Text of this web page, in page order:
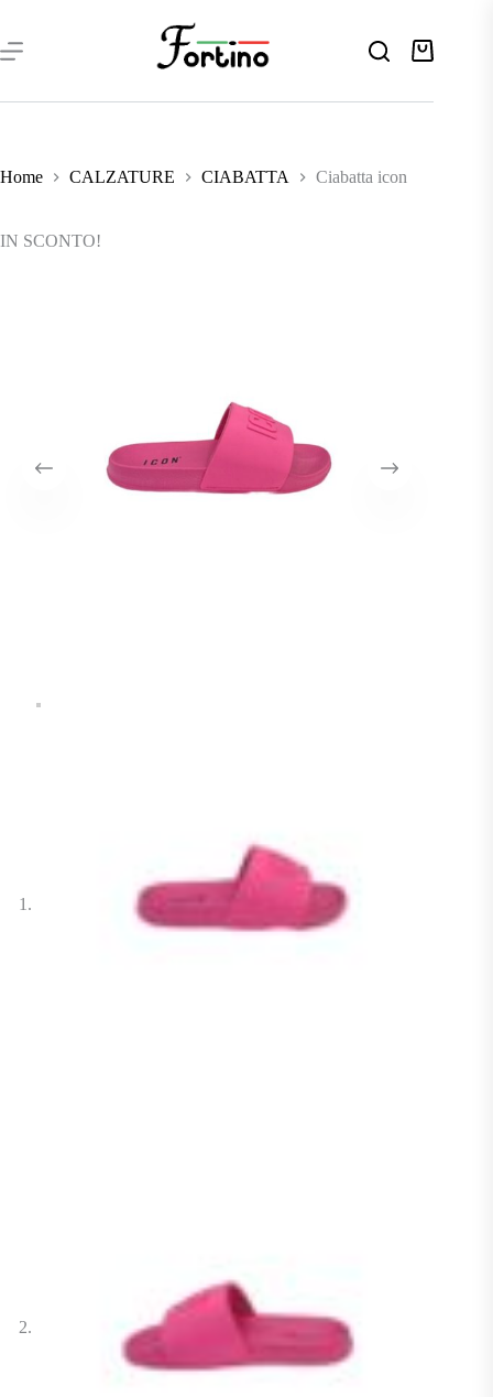
contenuto
Carrello
Home CALZATURE CIABATTA Ciabatta icon
IN SCONTO!